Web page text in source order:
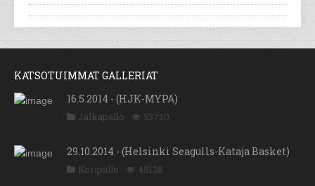
KATSOTUIMMAT GALLERIAT
16.5.2014 - (HJK-MYPA)
Jalkapallo 53750
29.10.2014 - (Helsinki Seagulls-Kataja Basket)
Koripallo 48128